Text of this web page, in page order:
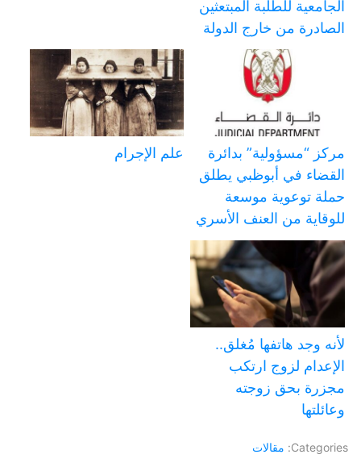
الجامعية للطلبة المبتعثين
الصادرة من خارج الدولة
مركز “مسؤولية” بدائرة
القضاء في أبوظبي يطلق
حملة توعوية موسعة
للوقاية من العنف الأسري
علم الإجرام
لأنه وجد هاتفها مُغلق..
الإعدام لزوج ارتكب
مجزرة بحق زوجته
وعائلتها
Categories: مقالات